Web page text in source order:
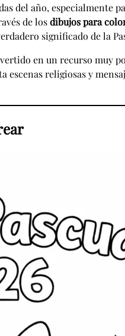
del año, especialmente
de losdibujos para
significado de la
en un recurso muy
escenas religiosas y